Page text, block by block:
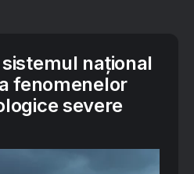
național
fenomenelor
severe